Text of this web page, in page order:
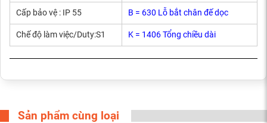
Cấp bảo vệ : IP 55 B = 630 Lỗ bắt chân đế dọc
Chế độ làm việc/Duty:S1 K = 1406 Tổng chiều dài
Sản phẩm cùng loại